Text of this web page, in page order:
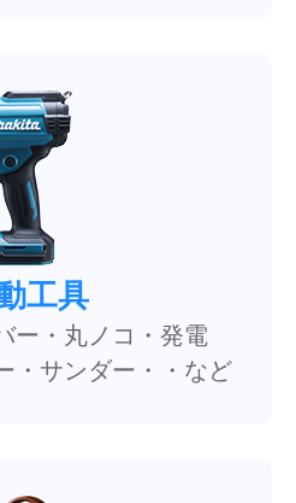
工具
ー・丸ノコ・発電
・サンダー・・など